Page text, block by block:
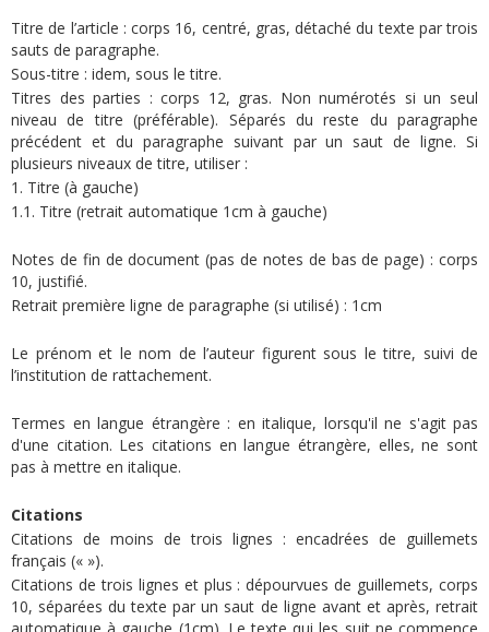
Titre de l’article : corps 16, centré, gras, détaché du texte par trois
sauts de paragraphe.
Sous-titre : idem, sous le titre.
Titres des parties : corps 12, gras. Non numérotés si un seul
niveau de titre (préférable). Séparés du reste du paragraphe
précédent et du paragraphe suivant par un saut de ligne. Si
plusieurs niveaux de titre, utiliser :
1. Titre (à gauche)
1.1. Titre (retrait automatique 1cm à gauche)
Notes de fin de document (pas de notes de bas de page) : corps
10, justifié.
Retrait première ligne de paragraphe (si utilisé) : 1cm
Le prénom et le nom de l’auteur figurent sous le titre, suivi de
l’institution de rattachement.
Termes en langue étrangère : en italique, lorsqu'il ne s'agit pas
d'une citation. Les citations en langue étrangère, elles, ne sont
pas à mettre en italique.
Citations
Citations de moins de trois lignes : encadrées de guillemets
français (« »).
Citations de trois lignes et plus : dépourvues de guillemets, corps
10, séparées du texte par un saut de ligne avant et après, retrait